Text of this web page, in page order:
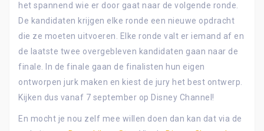
het spannend wie er door gaat naar de volgende ronde.
De kandidaten krijgen elke ronde een nieuwe opdracht
die ze moeten uitvoeren. Elke ronde valt er iemand af en
de laatste twee overgebleven kandidaten gaan naar de
finale. In de finale gaan de finalisten hun eigen
ontworpen jurk maken en kiest de jury het best ontwerp.
Kijken dus vanaf 7 september op Disney Channel!
En mocht je nou zelf mee willen doen dan kan dat via de